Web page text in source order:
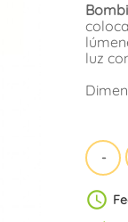
luz
schedule